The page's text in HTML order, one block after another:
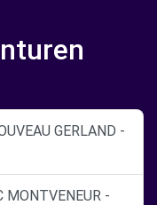
GERLAND -
MONTVENEUR -